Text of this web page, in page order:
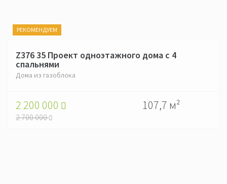
РЕКОМЕНДУЕМ
Z376 35 Проект одноэтажного дома с 4
спальнями
Дома из газоблока
2 200 000
2 700 000
107,7 м²